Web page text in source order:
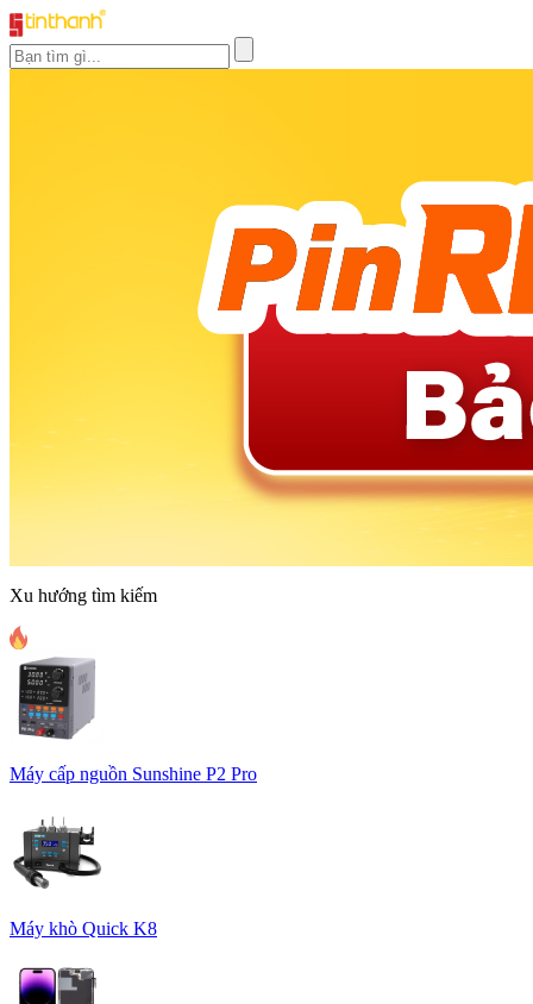
Xu hướng tìm kiếm
Máy cấp nguồn Sunshine P2 Pro
Máy khò Quick K8